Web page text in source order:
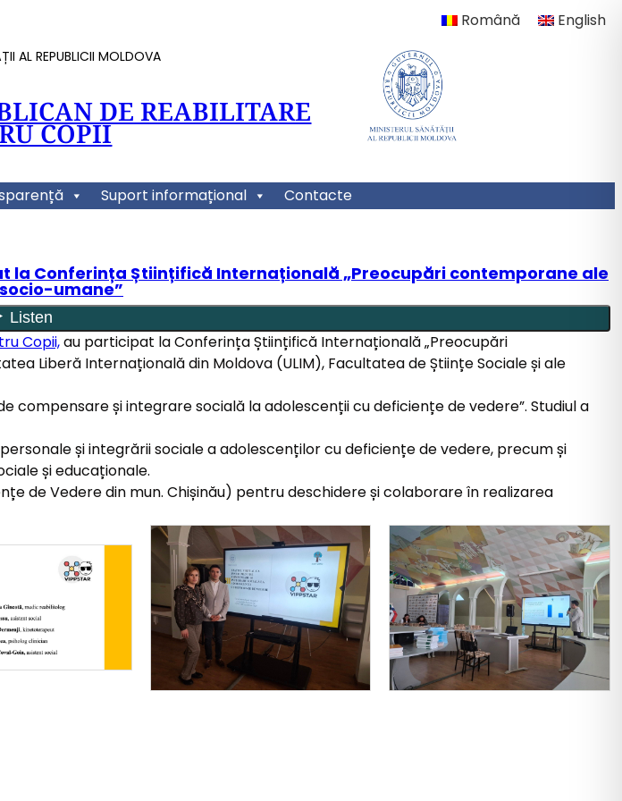
Română English
AL REPUBLICII MOLDOVA
DE REABILITARE
COPII
Suport informațional Contacte
la Conferința Științifică Internațională „Preocupări contemporane ale
umane”
Copii,au participat la Conferința Științifică Internațională „Preocupări
Liberă Internațională din Moldova (ULIM), Facultatea de Științe Sociale și ale
și integrare socială la adolescenții cu deficiențe de vedere”. Studiul a
și integrării sociale a adolescenților cu deficiențe de vedere, precum și
și educaționale.
de Vedere din mun. Chișinău) pentru deschidere și colaborare în realizarea